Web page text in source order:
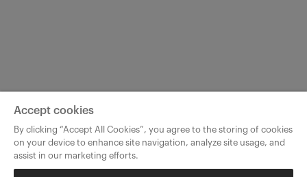
Accept cookies
By clicking “Accept All Cookies”, you agree to the storing of cookies
on your device to enhance site navigation, analyze site usage, and
assist in our marketing efforts.